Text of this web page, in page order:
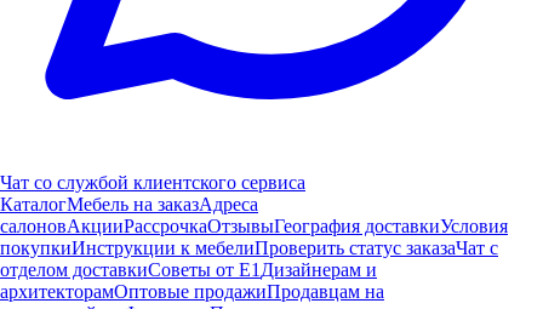
Чат со службой клиентского сервиса
КаталогМебель на заказАдреса
салоновАкцииРассрочкаОтзывыГеография доставкиУсловия
покупкиИнструкции к мебелиПроверить статус заказаЧат с
отделом доставкиСоветы от Е1 Дизайнерам и
архитекторамОптовые продажиПродавцам на